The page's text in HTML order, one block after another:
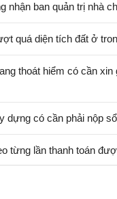
nhận ban quản trị nhà
quá diện tích đất ở
thoát hiểm có cần xin
dựng có cần phải nộp
từng lần thanh toán